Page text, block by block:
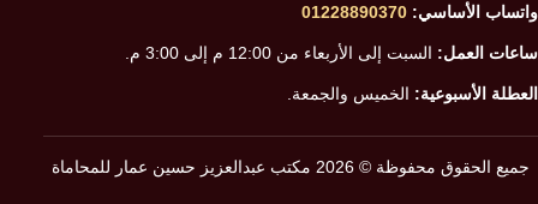
واتساب الأساسي: 01228890370
ساعات العمل: السبت إلى الأربعاء من 12:00 م إلى 3:00 م.
العطلة الأسبوعية: الخميس والجمعة.
جميع الحقوق محفوظة © 2026 مكتب عبدالعزيز حسين عمار للمحاماة